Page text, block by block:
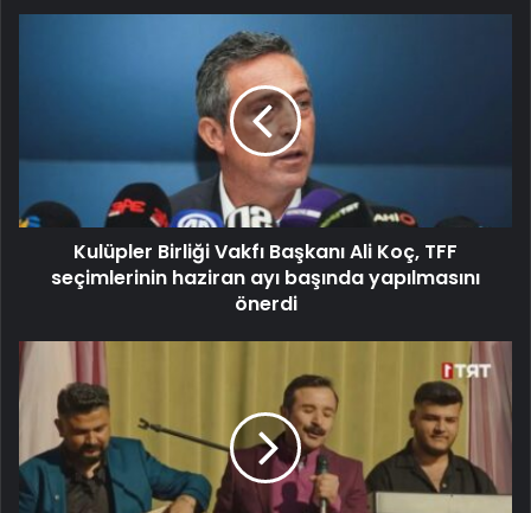
Kulüpler Birliği Vakfı Başkanı Ali Koç, TFF
seçimlerinin haziran ayı başında yapılmasını
önerdi